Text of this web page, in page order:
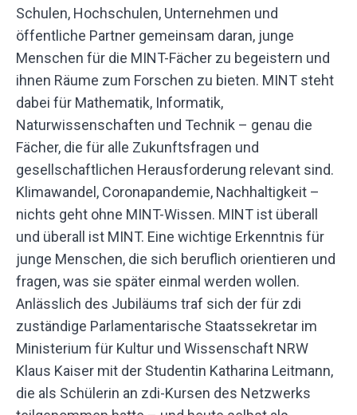
Schulen, Hochschulen, Unternehmen und
öffentliche Partner gemeinsam daran, junge
Menschen für die MINT-Fächer zu begeistern und
ihnen Räume zum Forschen zu bieten. MINT steht
dabei für Mathematik, Informatik,
Naturwissenschaften und Technik – genau die
Fächer, die für alle Zukunftsfragen und
gesellschaftlichen Herausforderung relevant sind.
Klimawandel, Coronapandemie, Nachhaltigkeit –
nichts geht ohne MINT-Wissen. MINT ist überall
und überall ist MINT. Eine wichtige Erkenntnis für
junge Menschen, die sich beruflich orientieren und
fragen, was sie später einmal werden wollen.
Anlässlich des Jubiläums traf sich der für zdi
zuständige Parlamentarische Staatssekretar im
Ministerium für Kultur und Wissenschaft NRW
Klaus Kaiser mit der Studentin Katharina Leitmann,
die als Schülerin an zdi-Kursen des Netzwerks